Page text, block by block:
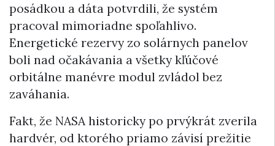
posádkou a dáta potvrdili, že systém
pracoval mimoriadne spoľahlivo.
Energetické rezervy zo solárnych panelov
boli nad očakávania a všetky kľúčové
orbitálne manévre modul zvládol bez
zaváhania.
Fakt, že NASA historicky po prvýkrát zverila
hardvér, od ktorého priamo závisí prežitie